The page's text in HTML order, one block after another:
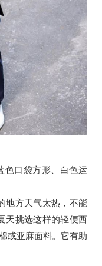
口袋方形、白色运
方天气太热，不能
天挑选这样的轻便西
或亚麻面料。它有助